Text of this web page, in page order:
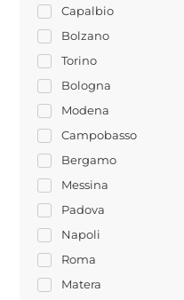
Capalbio
Bolzano
Torino
Bologna
Modena
Campobasso
Bergamo
Messina
Padova
Napoli
Roma
Matera